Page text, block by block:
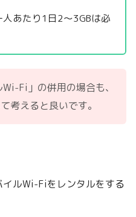
あたり1日2～3GBは必
Fi」の併用の場合も、
考えると良いです。
ルWi-Fiをレンタルをする